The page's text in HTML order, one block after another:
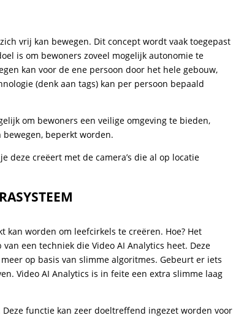
vrij kan bewegen. Dit concept wordt vaak toegepast
is om bewoners zoveel mogelijk autonomie te
kan voor de ene persoon door het hele gebouw,
(denk aan tags) kan per persoon bepaald
om bewoners een veilige omgeving te bieden,
beperkt worden.
deze creëert met de camera’s die al op locatie
worden om leefcirkels te creëren. Hoe? Het
een techniek die Video AI Analytics heet. Deze
op basis van slimme algoritmes. Gebeurt er iets
Video AI Analytics is in feite een extra slimme laag
functie kan zeer doeltreffend ingezet worden voor